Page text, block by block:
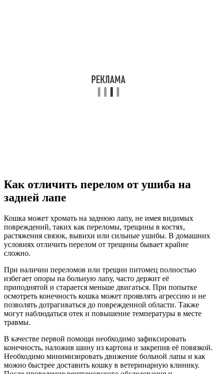
Как отличить перелом от ушиба на
задней лапе
Кошка может хромать на заднюю лапу, не имея видимых
повреждений, таких как переломы, трещины в костях,
растяжения связок, вывихи или сильные ушибы. В домашних
условиях отличить перелом от трещины бывает крайне
сложно.
При наличии переломов или трещин питомец полностью
избегает опоры на больную лапу, часто держит её
приподнятой и старается меньше двигаться. При попытке
осмотреть конечность кошка может проявлять агрессию и не
позволять дотрагиваться до поврежденной области. Также
могут наблюдаться отек и повышение температуры в месте
травмы.
В качестве первой помощи необходимо зафиксировать
конечность, наложив шину из картона и закрепив её повязкой.
Необходимо минимизировать движение больной лапы и как
можно быстрее доставить кошку в ветеринарную клинику.